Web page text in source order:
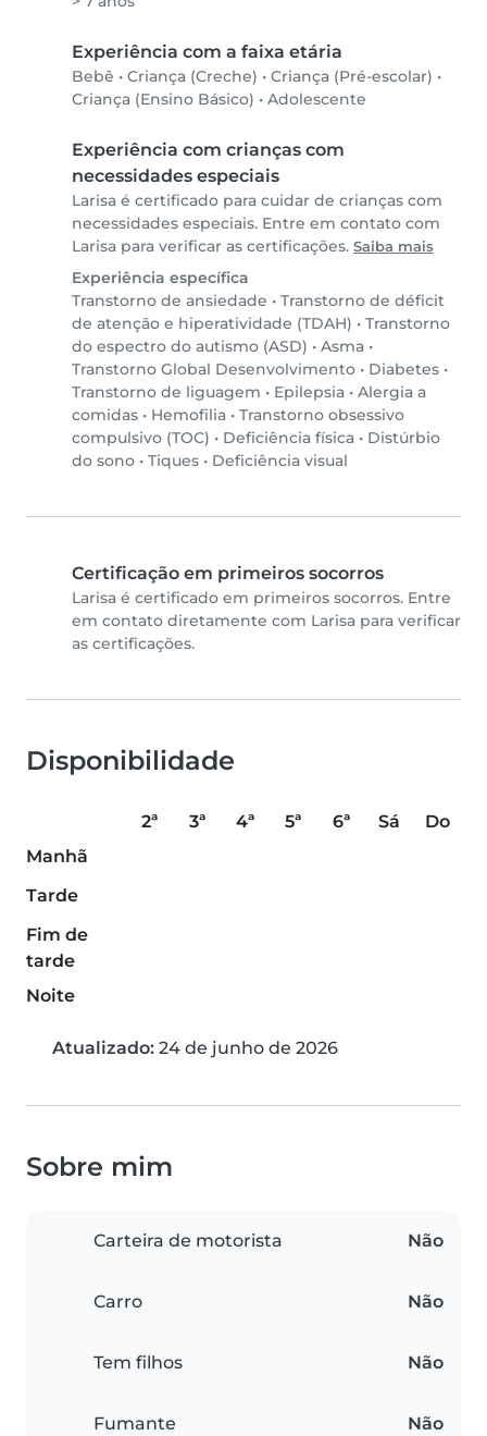
Experiência com a faixa etária
Bebê • Criança (Creche) • Criança (Pré-escolar) •
Criança (Ensino Básico) • Adolescente
Experiência com crianças com
necessidades especiais
Larisa é certificado para cuidar de crianças com
necessidades especiais. Entre em contato com
Larisa para verificar as certificações. Saiba mais
Experiência específica
Transtorno de ansiedade • Transtorno de déficit
de atenção e hiperatividade (TDAH) • Transtorno
do espectro do autismo (ASD) • Asma •
Transtorno Global Desenvolvimento • Diabetes •
Transtorno de liguagem • Epilepsia • Alergia a
comidas • Hemofilia • Transtorno obsessivo
compulsivo (TOC) • Deficiência física • Distúrbio
do sono • Tiques • Deficiência visual
Certificação em primeiros socorros
Larisa é certificado em primeiros socorros. Entre
em contato diretamente com Larisa para verificar
as certificações.
Disponibilidade
2ª 3ª 4ª 5ª 6ª Sá
Do
Manhã
Tarde
Fim de
tarde
Noite
Atualizado: 24 de junho de 2026
Sobre mim
Carteira de motorista Não
Carro Não
Tem filhos Não
Fumante Não